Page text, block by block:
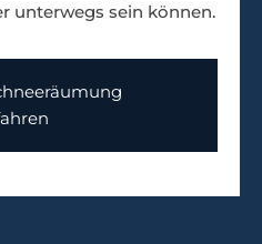
unterwegs sein können.